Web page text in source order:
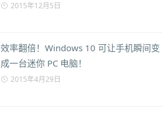
2015年12月5日
效率翻倍！Windows 10 可让手机瞬间变
成一台迷你 PC 电脑！
2015年4月29日